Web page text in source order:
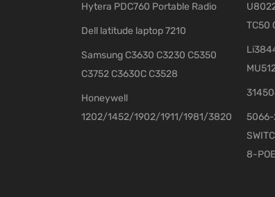
Hytera PDC760 Portable Radio
Dell latitude laptop 7210
Samsung C3630 C3230 C5350
C3752 C3630C C3528
Honeywell
1202/1452/1902/1911/1981/3820
TC50
5066-
8-